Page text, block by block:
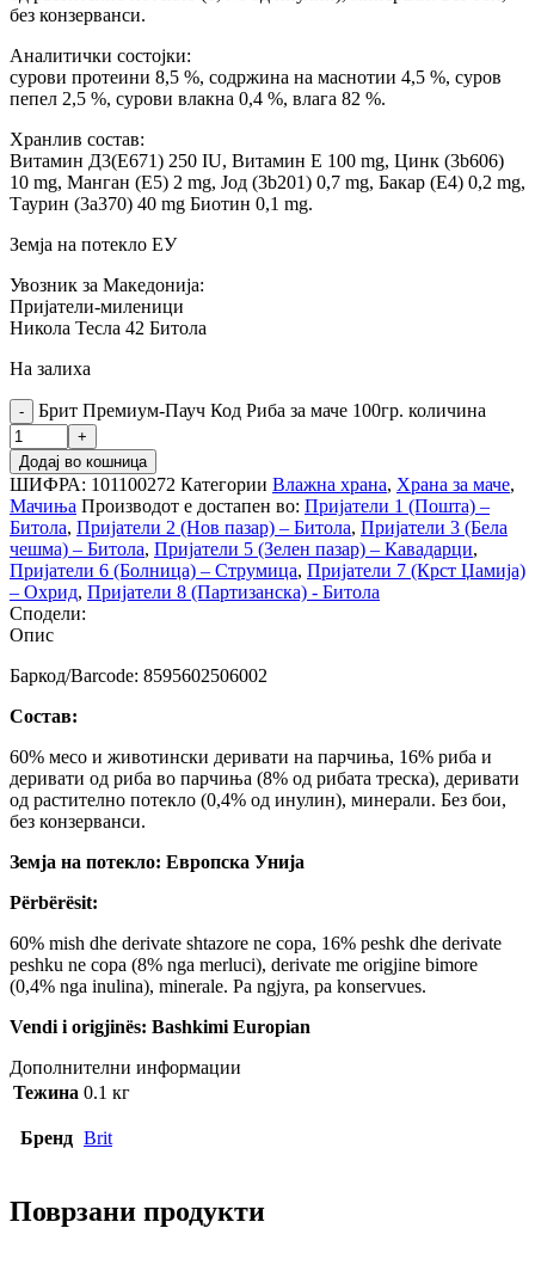
без конзерванси.
Аналитички состојки:
сурови протеини 8,5 %, содржина на маснотии 4,5 %, суров
пепел 2,5 %, сурови влакна 0,4 %, влага 82 %.
Хранлив состав:
Витамин Д3(Е671) 250 IU, Витамин Е 100 mg, Цинк (3b606)
10 mg, Манган (E5) 2 mg, Јод (3b201) 0,7 mg, Бакар (E4) 0,2 mg,
Таурин (3a370) 40 mg Биотин 0,1 mg.
Земја на потекло ЕУ
Увозник за Македонија:
Пријатели-миленици
Никола Тесла 42 Битола
На залиха
Брит Премиум-Пауч Код Риба за маче 100гр. количина
Додај во кошница
ШИФРА: 101100272 Категории Влажна храна, Храна за маче,
Мачиња Производот е достапен во: Пријатели 1 (Пошта) –
Битола, Пријатели 2 (Нов пазар) – Битола, Пријатели 3 (Бела
чешма) – Битола, Пријатели 5 (Зелен пазар) – Кавадарци,
Пријатели 6 (Болница) – Струмица, Пријатели 7 (Крст Џамија)
– Охрид, Пријатели 8 (Партизанска) - Битола
Сподели:
Опис
Баркод/Barcode: 8595602506002
Состав:
60% месо и животински деривати на парчиња, 16% риба и
деривати од риба во парчиња (8% од рибата треска), деривати
од растително потекло (0,4% од инулин), минерали. Без бои,
без конзерванси.
Земја на потекло: Европска Унија
Përbërësit:
60% mish dhe derivate shtazore ne copa, 16% peshk dhe derivate
peshku ne copa (8% nga merluci), derivate me origjine bimore
(0,4% nga inulina), minerale. Pa ngjyra, pa konservues.
Vendi i origjinës: Bashkimi Europian
Дополнителни информации
Тежина 0.1 кг
Бренд Brit
Поврзани продукти